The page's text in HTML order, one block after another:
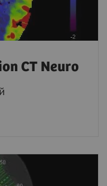
CT Neuro